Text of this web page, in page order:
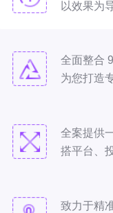
以效果为
全面整合
为您打造
全案提供
搭平台、
致力于精